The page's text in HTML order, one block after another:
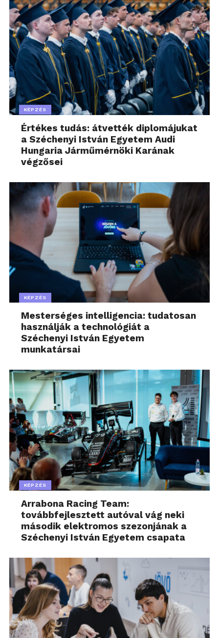
KÉPZÉS
Értékes tudás: átvették diplomájukat
a Széchenyi István Egyetem Audi
Hungaria Járműmérnöki Karának
végzősei
KÉPZÉS
Mesterséges intelligencia: tudatosan
használják a technológiát a
Széchenyi István Egyetem
munkatársai
KÉPZÉS
Arrabona Racing Team:
továbbfejlesztett autóval vág neki
második elektromos szezonjának a
Széchenyi István Egyetem csapata